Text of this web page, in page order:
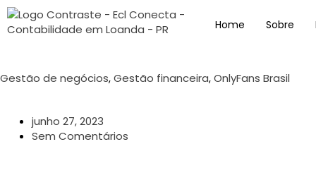
Home Sobre
Gestão de negócios,Gestão financeira,OnlyFans Brasil
junho 27, 2023
Sem Comentários